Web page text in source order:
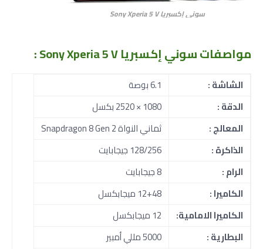
سوني إكسبريا Sony Xperia 5 V
مواصفات سوني إكسبريا Sony Xperia 5 V :
الشاشة :
6.1 بوصة
الدقة :
1080 × 2520 بكسل
المعالج :
ثماني النواة Snapdragon 8 Gen 2
الذاكرة :
128/256 جيجابايت
الرام :
8 جيجابايت
الكاميرا :
12+48 ميجابكسل
الكاميرا الامامية:
12 ميجابكسل
البطارية :
5000 مللي أمبير